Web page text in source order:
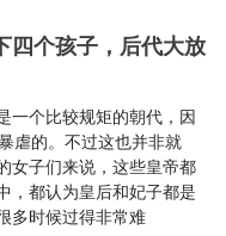
四个孩子，后代大放
一个比较规矩的朝代，因
虐的。不过这也并非就
女子们来说，这些皇帝都
，都认为皇后和妃子都是
多时候过得非常难